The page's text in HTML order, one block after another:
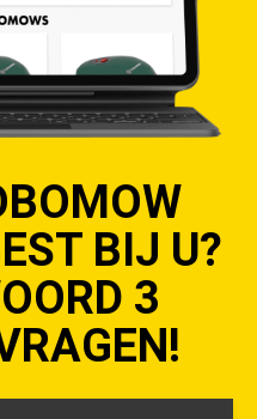
BIJ U?
3